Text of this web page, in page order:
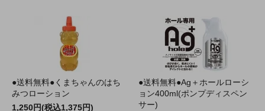
●送料無料●くまちゃんのはち
みつローション
1,250円(税込1,375円)
●送料無料●Ag＋ホールローシ
ョン400ml(ポンプディスペン
サー)